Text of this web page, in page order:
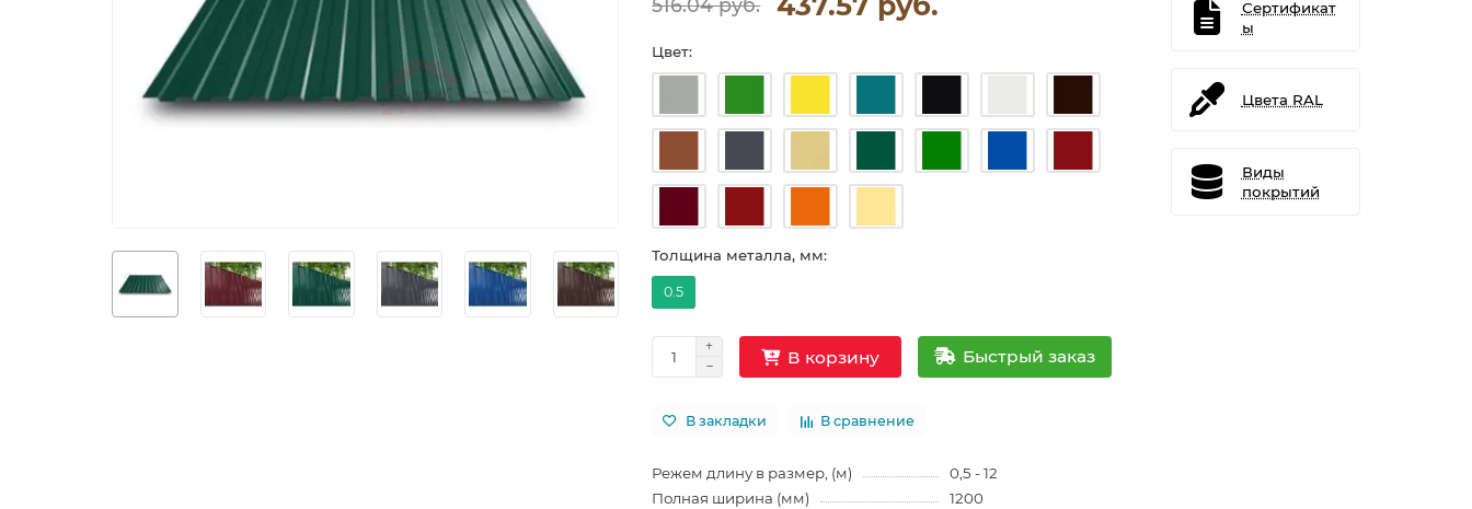
516.04 руб.
Цвет:
Толщина металла, мм:
0.5
В корзину Быстрый заказ
В закладки В сравнение
Режем длину в размер, (м)
0,5 - 12
Полная ширина (мм)
1200
Сертификат
ы
Цвета RAL
Виды
покрытий